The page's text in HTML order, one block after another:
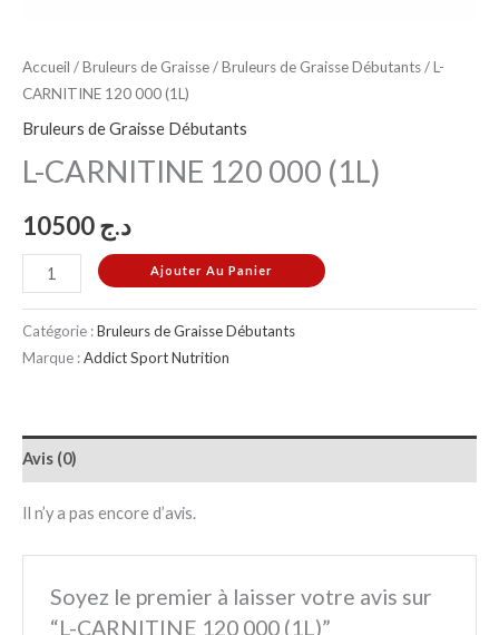
Accueil /Bruleurs de Graisse/Bruleurs de Graisse Débutants/ L-
CARNITINE 120 000 (1L)
Bruleurs de Graisse Débutants
L-CARNITINE 120 000 (1L)
د.ج
Ajouter Au Panier
Catégorie :Bruleurs de Graisse Débutants
Marque :Addict Sport Nutrition
Avis (0)
Il n’y a pas encore d’avis.
Soyez le premier à laisser votre avis sur
“L-CARNITINE 120 000 (1L)”